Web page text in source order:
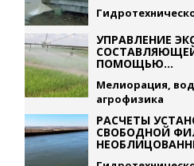
УПРАВЛЕНИЕ
ПОМОЩЬЮ...
Мелиорация,
агрофизика
РАСЧЕТЫ
СВОБОДНОЙ